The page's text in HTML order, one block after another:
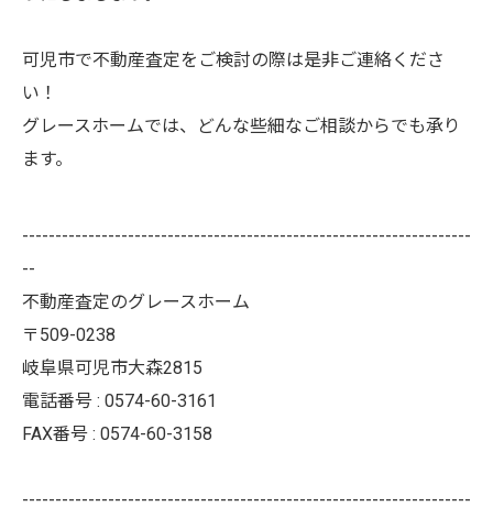
可児市で不動産査定をご検討の際は是非ご連絡くださ
い！
グレースホームでは、どんな些細なご相談からでも承り
ます。
--------------------------------------------------------------------
--
不動産査定のグレースホーム
〒509-0238
岐阜県可児市大森2815
電話番号 : 0574-60-3161
FAX番号 : 0574-60-3158
--------------------------------------------------------------------